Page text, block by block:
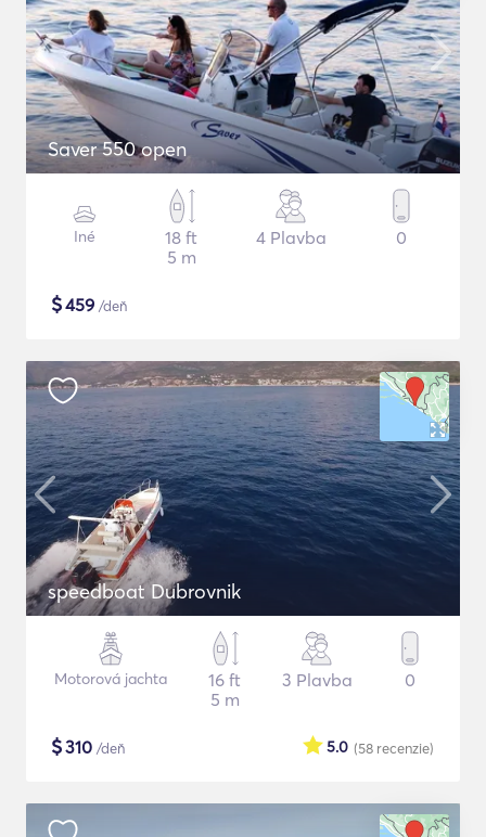
Saver 550 open
Iné
18 ft
5 m
4 Plavba 0
$459 /deň
speedboat Dubrovnik
Motorová jachta
16 ft
5 m
3 Plavba 0
$310 /deň (58 recenzie)
5.0